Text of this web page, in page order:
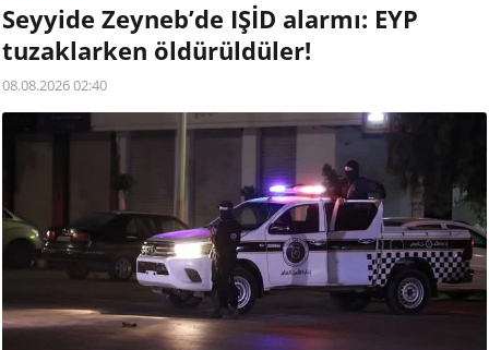
Seyyide Zeyneb’de IŞİD alarmı: EYP
tuzaklarken öldürüldüler!
08.08.2026 02:40